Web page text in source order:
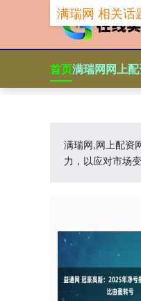
首页满瑞网网上
满瑞网,网上配资
力，以应对市场
满瑞网 相关话